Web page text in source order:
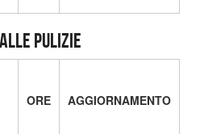
PULIZIE
ORE AGGIORNAMENTO